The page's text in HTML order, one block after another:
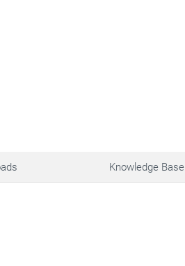
Knowledge Base